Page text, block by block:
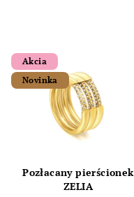
Akcia
Novinka
Pozłacany pierścionek
ZELIA